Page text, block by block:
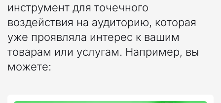
инструмент для точечного
воздействия на аудиторию, которая
уже проявляла интерес к вашим
товарам или услугам. Например, вы
можете: